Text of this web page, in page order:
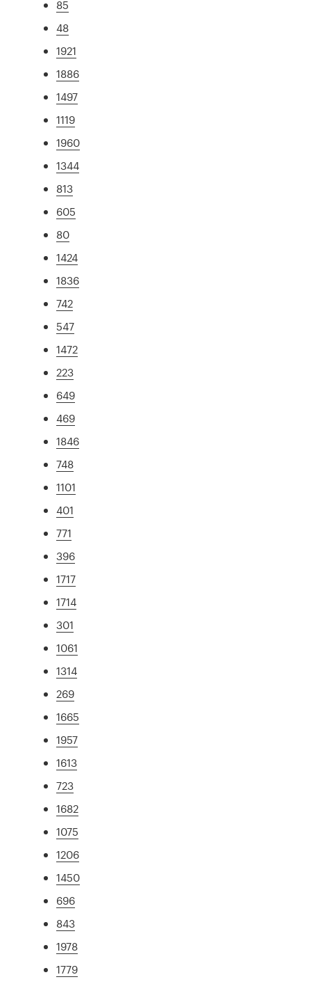
85
48
1921
1886
1497
1119
1960
1344
813
605
80
1424
1836
742
547
1472
223
649
469
1846
748
1101
401
771
396
1717
1714
301
1061
1314
269
1665
1957
1613
723
1682
1075
1206
1450
696
843
1978
1779